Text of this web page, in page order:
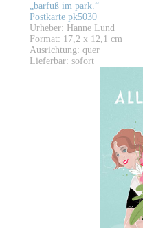
„barfuß im park.“
Postkarte pk5030
Urheber: Hanne Lund
Format: 17,2 x 12,1 cm
Ausrichtung: quer
Lieferbar: sofort